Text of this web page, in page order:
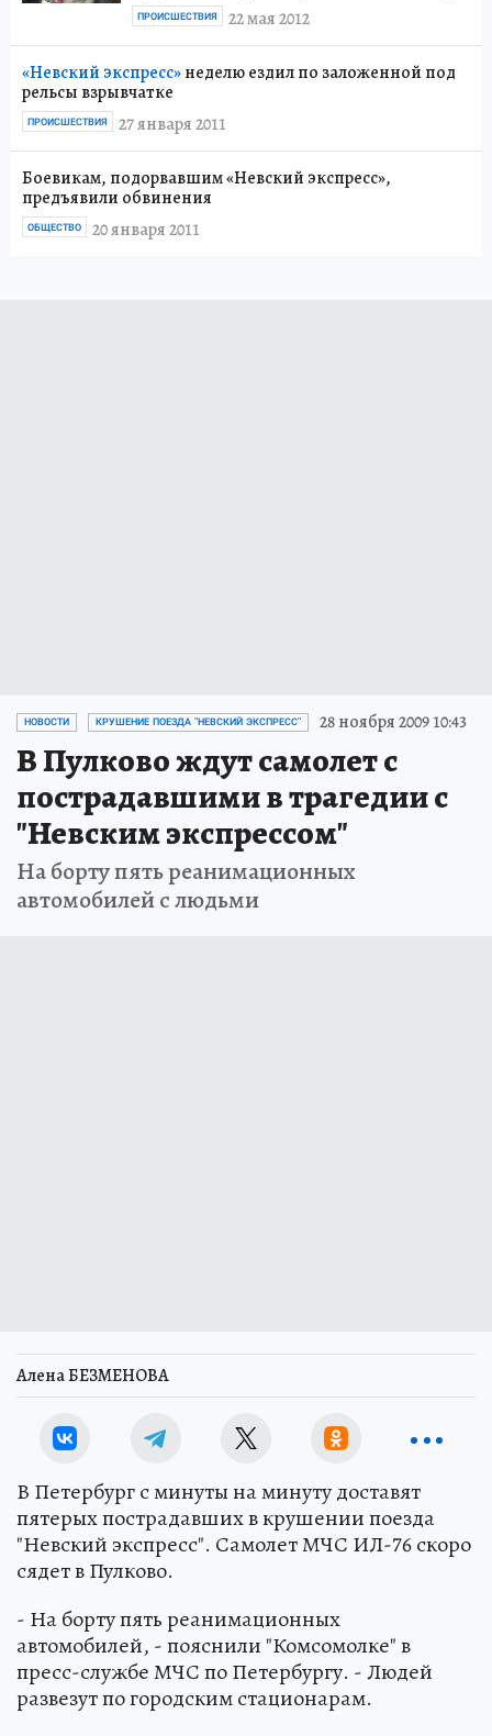
22 мая 2012
ПРОИСШЕСТВИЯ
«Невский экспресс»неделю ездил по заложенной под
рельсы взрывчатке
27 января 2011
ПРОИСШЕСТВИЯ
Боевикам, подорвавшим «Невский экспресс»,
предъявили обвинения
20 января 2011
ОБЩЕСТВО
НОВОСТИ КРУШЕНИЕ ПОЕЗДА "НЕВСКИЙ ЭКСПРЕСС" 28 ноября 2009 10:43
В Пулково ждут самолет с
пострадавшими в трагедии с
"Невским экспрессом"
На борту пять реанимационных
автомобилей с людьми
Алена БЕЗМЕНОВА
В Петербург с минуты на минуту доставят
пятерых пострадавших в крушении поезда
"Невский экспресс". Самолет МЧС ИЛ-76 скоро
сядет в Пулково.
- На борту пять реанимационных
автомобилей, - пояснили "Комсомолке" в
пресс-службе МЧС по Петербургу. - Людей
развезут по городским стационарам.